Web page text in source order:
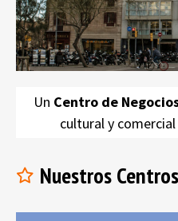
Plaza
centro de Barcelona
Un Centro de
cultural y
Nuestros